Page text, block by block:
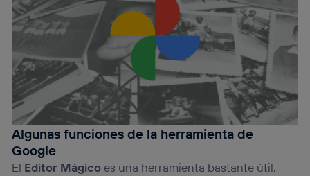
Algunas funciones de la herramienta de
Google
El Editor Mágicoes una herramienta bastante útil.
actividades de navegación de los miembros del hogar
que hayan dado su consentimiento.
Si utilizas
datos móviles, el marketing será más
personalizado, ya que se basará únicamente en la
navegación del usuario del móvil.
Puedes gestionar los consentimientos Utiq seleccionando
“Administrar Utiq” en la parte inferior de esta página web o
visitando el
portal de privacidad de Utiq
(“consenthub”). Para más información, consulta
la política de privacidad de Utiq.